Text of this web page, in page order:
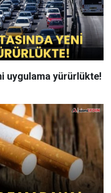
uygulama yürürlükte!